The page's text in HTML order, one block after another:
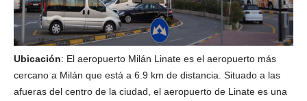
Ubicación: El aeropuerto Milán Linate es el aeropuerto más
cercano a Milán que está a 6.9 km de distancia. Situado a las
afueras del centro de la ciudad, el aeropuerto de Linate es una